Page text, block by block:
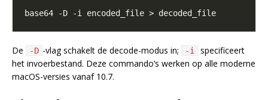
De -D -vlag schakelt de decode-modus in; -i
specificeert
het invoerbestand. Deze commando’s werken op alle moderne
macOS-versies vanaf 10.7.